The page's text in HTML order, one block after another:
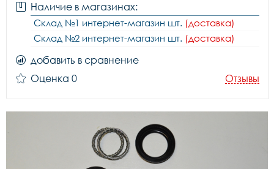
Наличие в магазинах:
Склад №1 интернет-магазин шт. (доставка)
Склад №2 интернет-магазин шт. (доставка)
добавить в сравнение
Оценка 0
Отзывы